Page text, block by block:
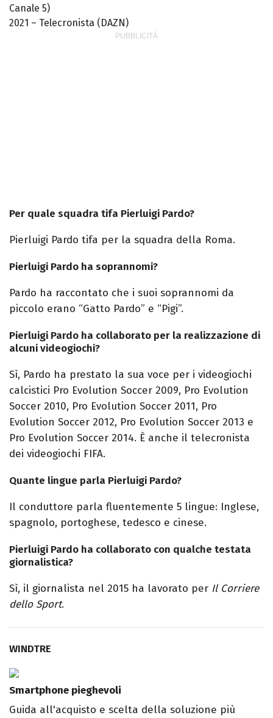
Canale 5)
2021 – Telecronista (DAZN)
Per quale squadra tifa Pierluigi Pardo?
Pierluigi Pardo tifa per la squadra della Roma.
Pierluigi Pardo ha soprannomi?
Pardo ha raccontato che i suoi soprannomi da
piccolo erano “Gatto Pardo” e “Pigi”.
Pierluigi Pardo ha collaborato per la realizzazione di
alcuni videogiochi?
Sì, Pardo ha prestato la sua voce per i videogiochi
calcistici Pro Evolution Soccer 2009, Pro Evolution
Soccer 2010, Pro Evolution Soccer 2011, Pro
Evolution Soccer 2012, Pro Evolution Soccer 2013 e
Pro Evolution Soccer 2014. È anche il telecronista
dei videogiochi FIFA.
Quante lingue parla Pierluigi Pardo?
Il conduttore parla fluentemente 5 lingue: Inglese,
spagnolo, portoghese, tedesco e cinese.
Pierluigi Pardo ha collaborato con qualche testata
giornalistica?
Sì, il giornalista nel 2015 ha lavorato per Il Corriere
dello Sport.
WINDTRE
Smartphone pieghevoli
Guida all'acquisto e scelta della soluzione più